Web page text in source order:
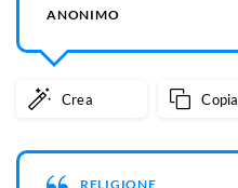
ANONIMO
Crea Copia
RELIGIONE